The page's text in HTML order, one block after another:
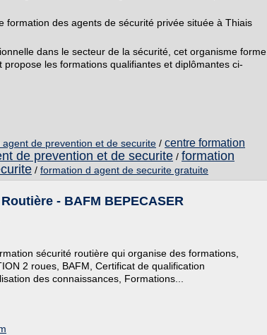
formation des agents de sécurité privée située à Thiais
dans le secteur de la sécurité, cet organisme forme
les formations qualifiantes et diplômantes ci-
de prevention et de securite / centre formation
de prevention et de securite / formation
/ formation d agent de securite gratuite
- BAFM BEPECASER
sécurité routière qui organise des formations,
2 roues, BAFM, Certificat de qualification
des connaissances, Formations...